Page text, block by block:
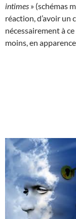
intimes » (schémas
réaction, d’avoir
nécessairement à
moins, en apparence.